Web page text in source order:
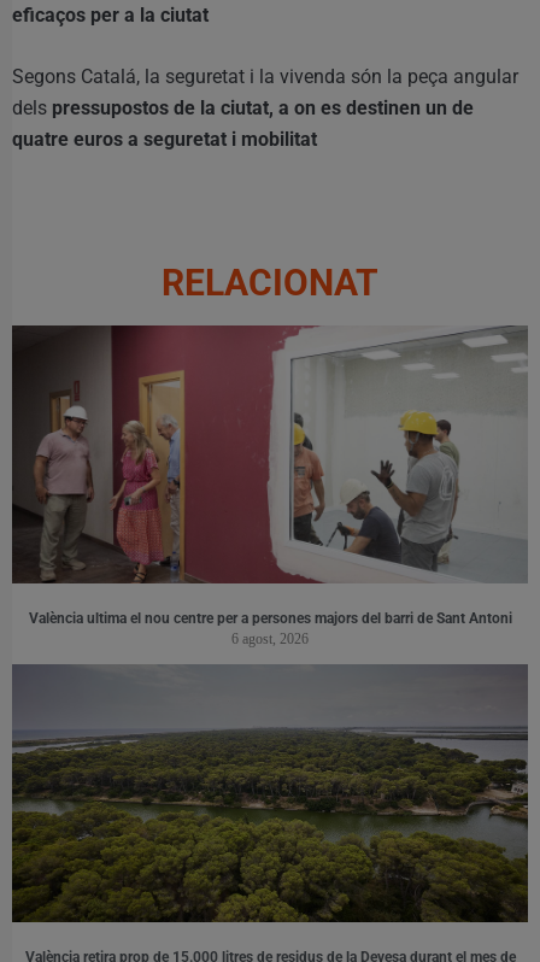
eficaços per a la ciutat
Segons Catalá, la seguretat i la vivenda són la peça angular
dels pressupostos de la ciutat, a on es destinen un de
quatre euros a seguretat i mobilitat
RELACIONAT
València ultima el nou centre per a persones majors del barri de Sant Antoni
6 agost, 2026
València retira prop de 15.000 litres de residus de la Devesa durant el mes de